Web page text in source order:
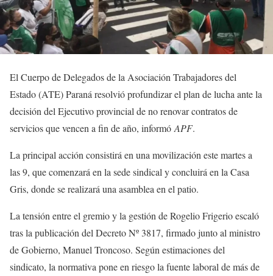
El Cuerpo de Delegados de la Asociación Trabajadores del
Estado (ATE) Paraná resolvió profundizar el plan de lucha ante la
decisión del Ejecutivo provincial de no renovar contratos de
servicios que vencen a fin de año, informó APF.
La principal acción consistirá en una movilización este martes a
las 9, que comenzará en la sede sindical y concluirá en la Casa
Gris, donde se realizará una asamblea en el patio.
La tensión entre el gremio y la gestión de Rogelio Frigerio escaló
tras la publicación del Decreto Nº 3817, firmado junto al ministro
de Gobierno, Manuel Troncoso. Según estimaciones del
sindicato, la normativa pone en riesgo la fuente laboral de más de